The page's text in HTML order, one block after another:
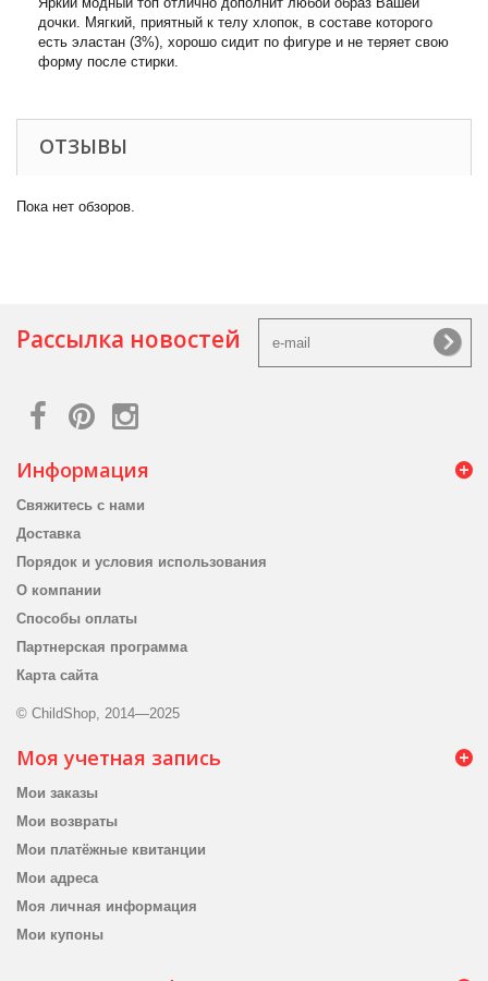
дочки. Мягкий, приятный к телу хлопок, в составе которого
есть эластан (3%), хорошо сидит по фигуре и не теряет свою
форму после стирки.
ОТЗЫВЫ
Пока нет обзоров.
Рассылка новостей
Информация
Свяжитесь с нами
Доставка
Порядок и условия использования
О компании
Способы оплаты
Партнерская программа
Карта сайта
© ChildShop, 2014—2025
Моя учетная запись
Мои заказы
Мои возвраты
Мои платёжные квитанции
Мои адреса
Моя личная информация
Мои купоны